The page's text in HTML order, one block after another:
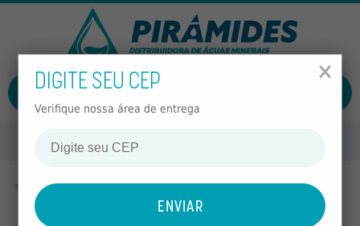
ÁGUAS
ÁGUAS
SUCOS
Home Alcoólicos Licores Licor 43 Diego Zamora 700ml
×
DIGITE SEU CEP
Verifique nossa área de entrega